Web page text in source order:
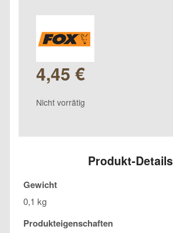
4,45 €
Nicht vorrätig
Produkt-Details
Gewicht
0,1 kg
Produkteigenschaften